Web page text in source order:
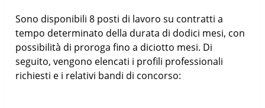
Sono disponibili 8 posti di lavoro su contratti a
tempo determinato della durata di dodici mesi, con
possibilità di proroga fino a diciotto mesi. Di
seguito, vengono elencati i profili professionali
richiesti e i relativi bandi di concorso: